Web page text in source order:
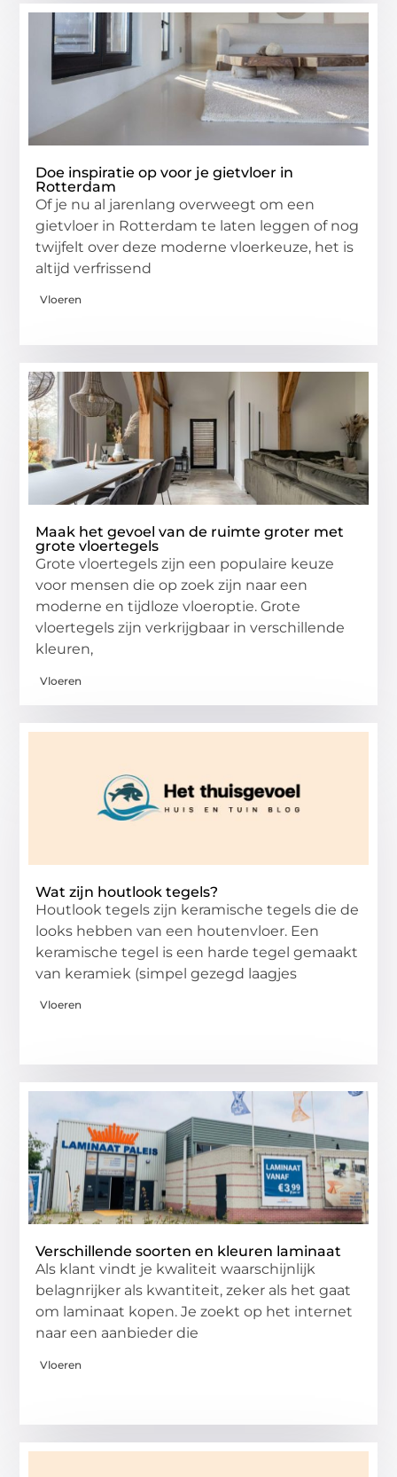
Doe inspiratie op voor je gietvloer in
Rotterdam
Of je nu al jarenlang overweegt om een
gietvloer in Rotterdam te laten leggen of nog
twijfelt over deze moderne vloerkeuze, het is
altijd verfrissend
Vloeren
Maak het gevoel van de ruimte groter met
grote vloertegels
Grote vloertegels zijn een populaire keuze
voor mensen die op zoek zijn naar een
moderne en tijdloze vloeroptie. Grote
vloertegels zijn verkrijgbaar in verschillende
kleuren,
Vloeren
Wat zijn houtlook tegels?
Houtlook tegels zijn keramische tegels die de
looks hebben van een houtenvloer. Een
keramische tegel is een harde tegel gemaakt
van keramiek (simpel gezegd laagjes
Vloeren
Verschillende soorten en kleuren laminaat
Als klant vindt je kwaliteit waarschijnlijk
belagnrijker als kwantiteit, zeker als het gaat
om laminaat kopen. Je zoekt op het internet
naar een aanbieder die
Vloeren